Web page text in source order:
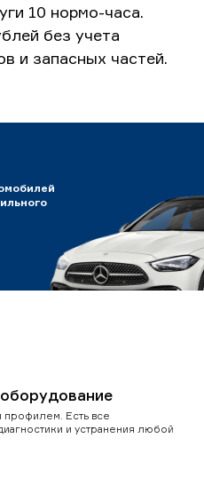
10 нормо-часа.
без учета
и запасных частей.
Есть все
и устранения любой